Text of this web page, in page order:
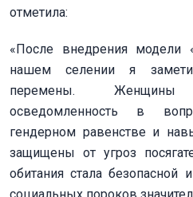
отметила:
«После внедрения модели
нашем селении я
перемены.
осведомленность в
гендерном равенстве и
защищены от угроз
обитания стала безопасной